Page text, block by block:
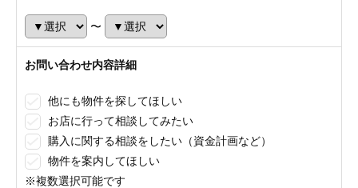
〜
お問い合わせ内容詳細
他にも物件を探してほしい
お店に行って相談してみたい
購入に関する相談をしたい（資金計画など）
物件を案内してほしい
※複数選択可能です